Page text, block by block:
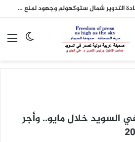
حريق كبير في مركز لإعادة التدوير شمال ستوكهولم وجهود لمنع امتداده
الوضع
الأجور 3.5٪ في السويد خلال مايو.. وأجر